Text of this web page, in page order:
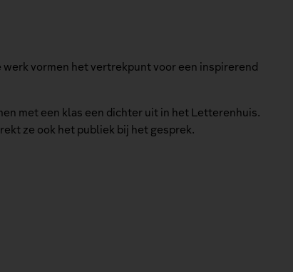
vormen het vertrekpunt voor een inspirerend
met een klas een dichter uit in het Letterenhuis.
ze ook het publiek bij het gesprek.